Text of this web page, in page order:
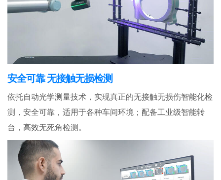
安全可靠 无接触无损检测
依托自动光学测量技术，实现真正的无接触无损伤智能化检
测，安全可靠，适用于各种车间环境；配备工业级智能转
台，高效无死角检测。